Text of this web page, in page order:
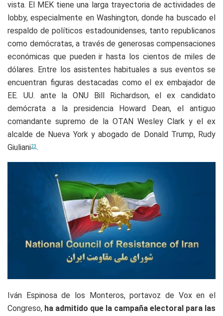
vista. El MEK tiene una larga trayectoria de actividades de
lobby, especialmente en Washington, donde ha buscado el
respaldo de políticos estadounidenses, tanto republicanos
como demócratas, a través de generosas compensaciones
económicas que pueden ir hasta los cientos de miles de
dólares. Entre los asistentes habituales a sus eventos se
encuentran figuras destacadas como el ex embajador de
EE. UU. ante la ONU Bill Richardson, el ex candidato
demócrata a la presidencia Howard Dean, el antiguo
comandante supremo de la OTAN Wesley Clark y el ex
alcalde de Nueva York y abogado de Donald Trump, Rudy
Giuliani23.
Iván Espinosa de los Monteros, portavoz de Vox en el
Congreso, ha admitido que la campaña electoral para las